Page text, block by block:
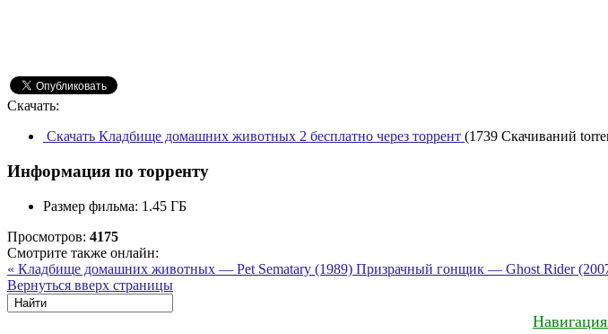
Скачать:
Скачать Кладбище домашних животных 2 бесплатно через торрент (1739 Скачиваний
Информация по торренту
Размер фильма: 1.45 ГБ
Просмотров: 4175
Смотрите также онлайн:
« Кладбище домашних животных — Pet Sematary (1989) Призрачный гонщик — Ghost Rider
Вернуться вверх страницы